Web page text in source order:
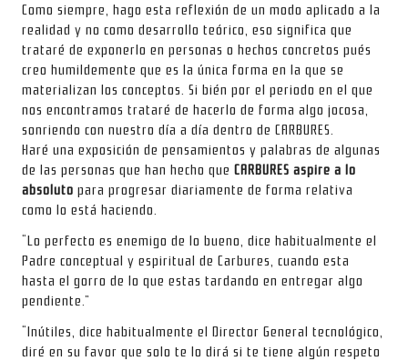
Como siempre, hago esta reflexión de un modo aplicado a la
realidad y no como desarrollo teórico, eso significa que
trataré de exponerlo en personas o hechos concretos pués
creo humildemente que es la única forma en la que se
materializan los conceptos. Si bién por el periodo en el que
nos encontramos trataré de hacerlo de forma algo jocosa,
sonriendo con nuestro día a día dentro de CARBURES.
Haré una exposición de pensamientos y palabras de algunas
de las personas que han hecho que CARBURES aspire a lo
absoluto para progresar diariamente de forma relativa
como lo está haciendo.
“Lo perfecto es enemigo de lo bueno, dice habitualmente el
Padre conceptual y espiritual de Carbures, cuando esta
hasta el gorro de lo que estas tardando en entregar algo
pendiente.”
“Inútiles, dice habitualmente el Director General tecnológico,
diré en su favor que solo te lo dirá si te tiene algún respeto